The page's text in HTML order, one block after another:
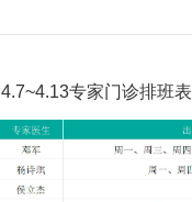
4.7~4.13专家门诊排班表